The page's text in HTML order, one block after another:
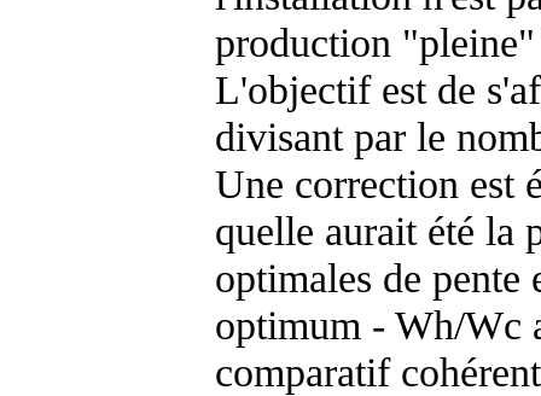
production "pleine"
L'objectif est de
divisant par le
Une correction est
quelle aurait été la
optimales de
optimum - Wh/Wc
comparatif